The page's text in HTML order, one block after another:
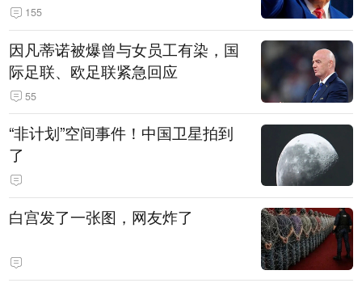
155
因凡蒂诺被爆曾与女员工有染，国
际足联、欧足联紧急回应
55
“非计划”空间事件！中国卫星拍到
了
白宫发了一张图，网友炸了